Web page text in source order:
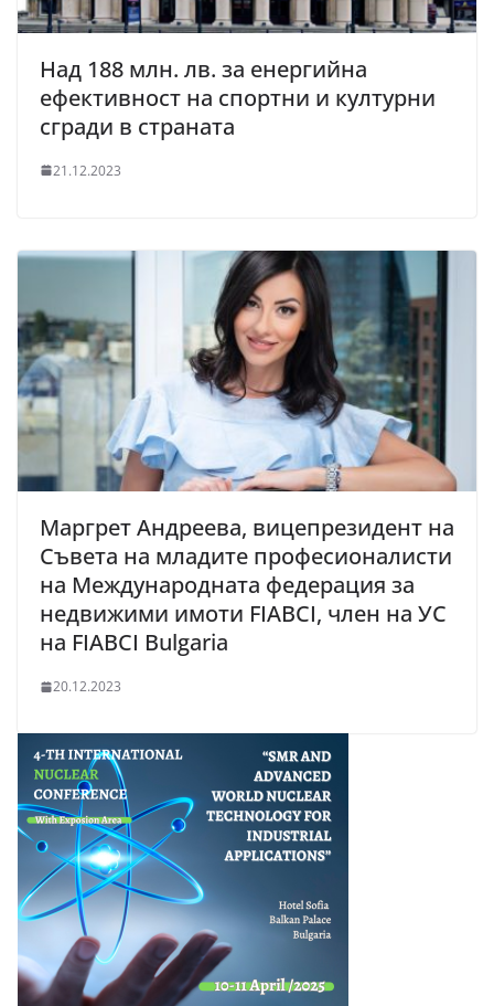
Над 188 млн. лв. за енергийна
ефективност на спортни и културни
сгради в страната
21.12.2023
Маргрет Андреева, вицепрезидент на
Съвета на младите професионалисти
на Международната федерация за
недвижими имоти FIABCI, член на УС
на FIABCI Bulgaria
20.12.2023